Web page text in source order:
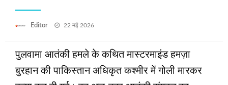
Editor
Posted
22 मई 2026
पुलवामा आतंकी हमले के कथित मास्टरमाइंड हमज़ा
बुरहान की पाकिस्तान अधिकृत कश्मीर में गोली मारकर